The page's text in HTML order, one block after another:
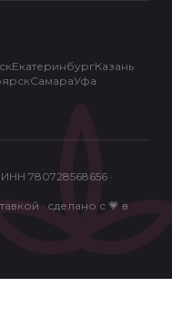
ЕкатеринбургКазань
СамараУфа
780728568656 ·
· сделано с 💗 в